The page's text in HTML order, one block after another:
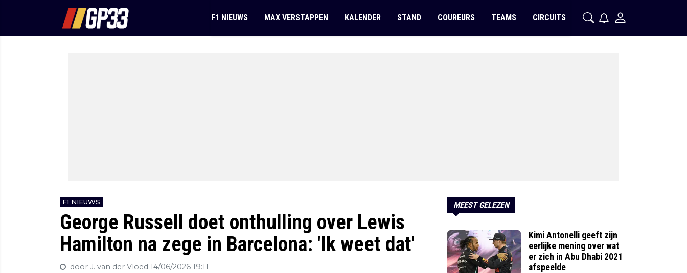
F1 NIEUWS MAX VERSTAPPEN KALENDER STAND COUREURS TEAMS CIRCUITS
F1 NIEUWS
George Russell doet onthulling over Lewis
Hamilton na zege in Barcelona: 'Ik weet dat'
door J. van der Vloed 14/06/2026 19:11
MEEST GELEZEN
Kimi Antonelli geeft zijn
eerlijke mening over wat
er zich in Abu Dhabi 2021
afspeelde